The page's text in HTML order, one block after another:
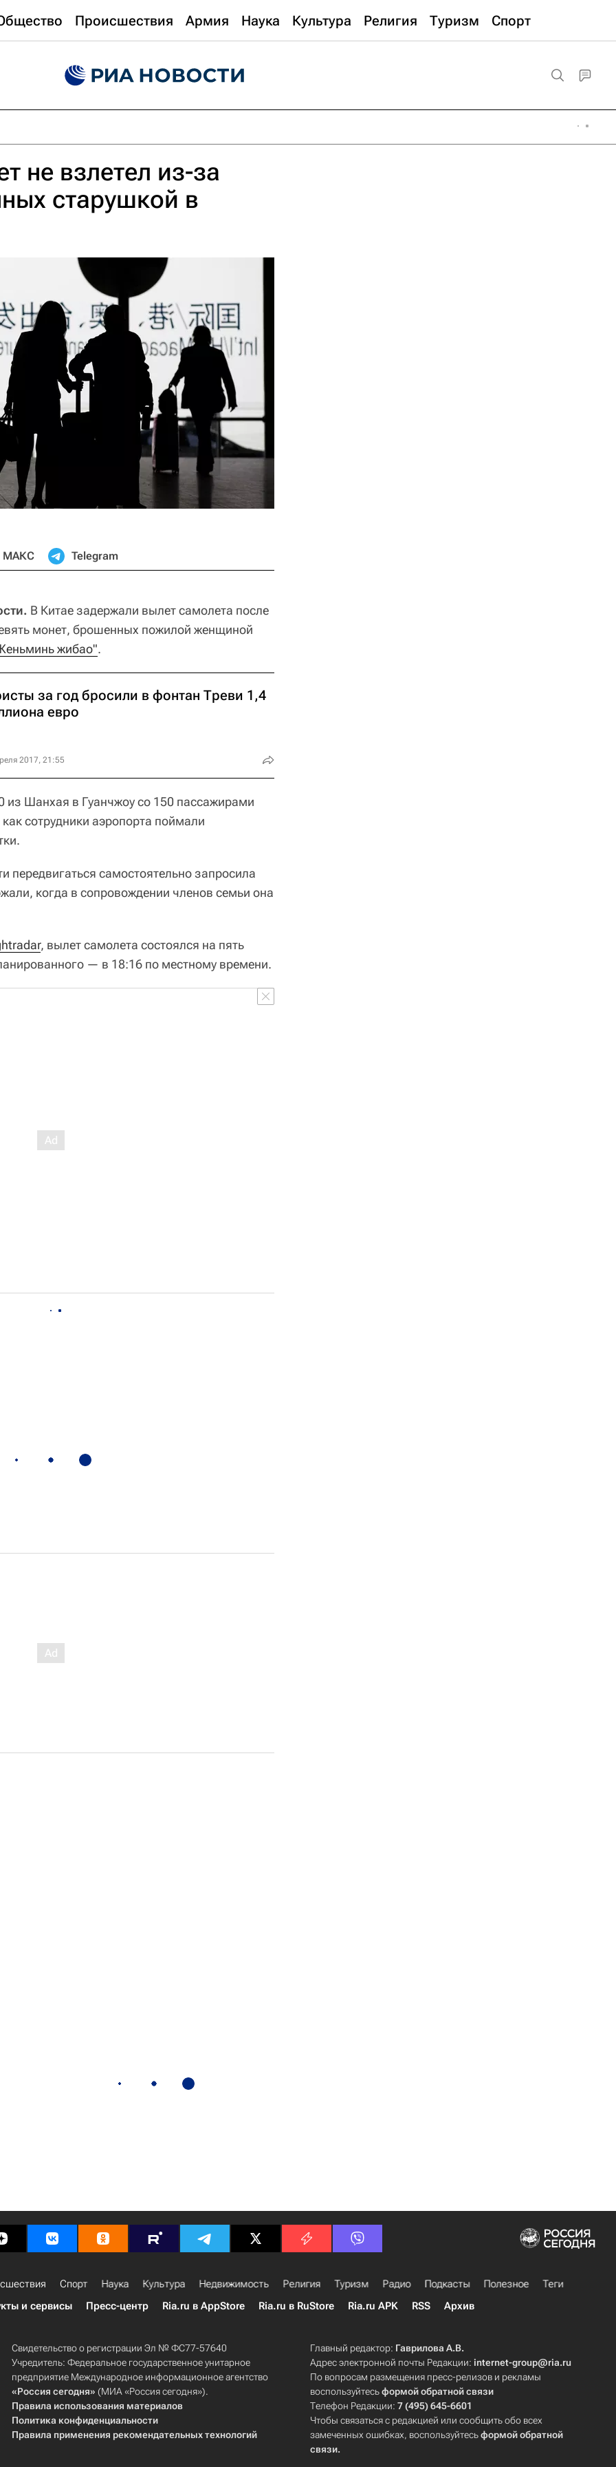
Происшествия Армия Наука Культура Религия Туризм Спорт
не взлетел из-за
старушкой в
МАКС Telegram
В Китае задержали вылет самолета после
монет, брошенных пожилой женщиной
жибао".
за год бросили в фонтан Треви 1,4
евро
2017, 21:55
из Шанхая в Гуанчжоу со 150 пассажирами
сотрудники аэропорта поймали
самостоятельно запросила
когда в сопровождении членов семьи она
, вылет самолета состоялся на пять
— в 18:16 по местному времени.
Спорт Наука Культура Недвижимость Религия Туризм Радио Подкасты Полезное
Теги
и сервисы Пресс-центр Ria.ru в AppStore Ria.ru в RuStore Ria.ru APK RSS Архив
Свидетельство о регистрации Эл № ФС77-57640
Учредитель: Федеральное государственное унитарное
предприятие Международное информационное агентство
«Россия сегодня» (МИА «Россия сегодня»).
Правила использования материалов
Политика конфиденциальности
Правила применения рекомендательных технологий
Главный редактор: Гаврилова А.В.
Адрес электронной почты Редакции:internet-group@ria.ru
По вопросам размещения пресс-релизов и рекламы
воспользуйтесьформой обратной связи
Телефон Редакции:7 (495) 645-6601
Чтобы связаться с редакцией или сообщить обо всех
замеченных ошибках, воспользуйтесьформой обратной
связи.